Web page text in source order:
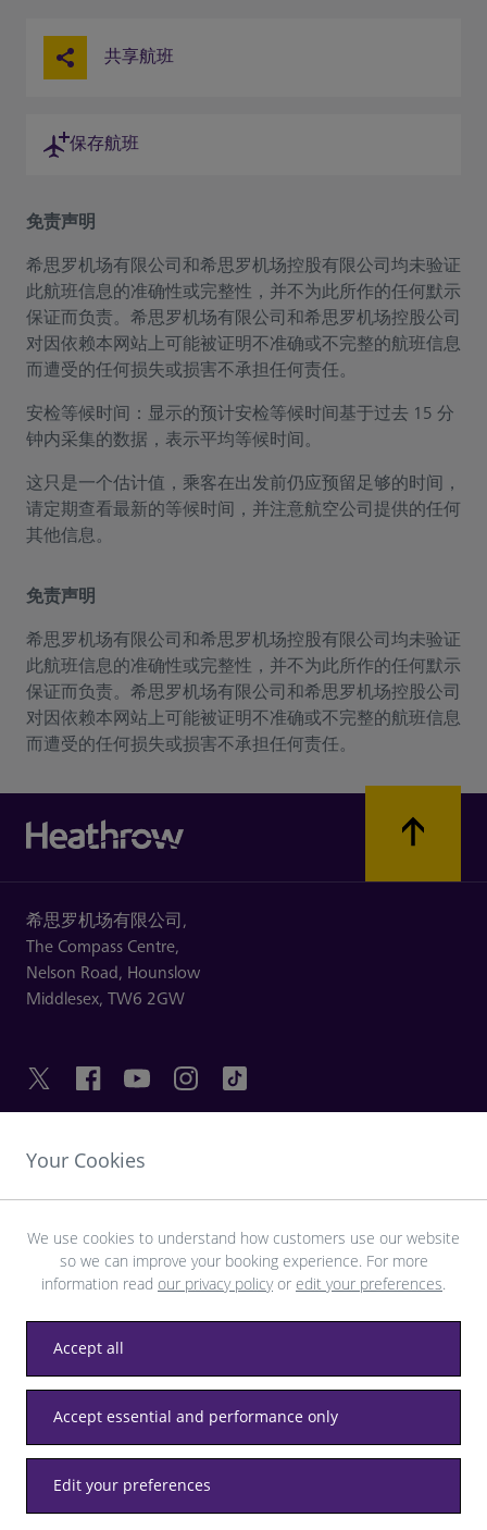
共享航班
保存航班
免责声明
希思罗机场有限公司和希思罗机场控股有限公司均未验证
此航班信息的准确性或完整性，并不为此所作的任何默示
保证而负责。希思罗机场有限公司和希思罗机场控股公司
对因依赖本网站上可能被证明不准确或不完整的航班信息
而遭受的任何损失或损害不承担任何责任。
安检等候时间：显示的预计安检等候时间基于过去 15 分
钟内采集的数据，表示平均等候时间。
这只是一个估计值，乘客在出发前仍应预留足够的时间，
请定期查看最新的等候时间，并注意航空公司提供的任何
其他信息。
免责声明
希思罗机场有限公司和希思罗机场控股有限公司均未验证
此航班信息的准确性或完整性，并不为此所作的任何默示
保证而负责。希思罗机场有限公司和希思罗机场控股公司
对因依赖本网站上可能被证明不准确或不完整的航班信息
而遭受的任何损失或损害不承担任何责任。
希思罗机场有限公司,
The Compass Centre,
Nelson Road, Hounslow
Middlesex, TW6 2GW
友情链接
探索希思罗机场
隐私 条款和条件 无障碍 网站地图 希思罗机场规程细则
© 希思罗机场有限公司
Your Cookies
We use cookies to understand how customers use our website
so we can improve your booking experience. For more
information read our privacy policyor edit your preferences.
Accept all
Accept essential and performance only
Edit your preferences